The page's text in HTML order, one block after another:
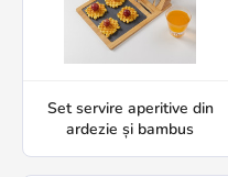
Set servire aperitive din
ardezie și bambus